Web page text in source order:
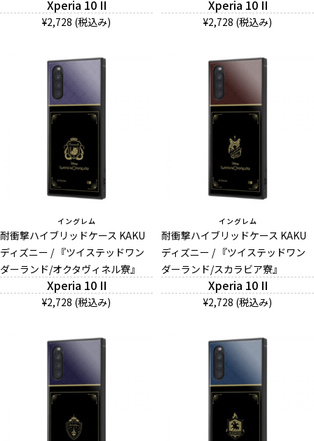
デザインから探す
事業内容
会社概要
お知らせ
よくある質問
お問い合わせ（一般の皆様）
お問い合わせ（企業様）
プライバシーポリシー
Xperia 10 II
¥2,728 (税込み)
Xperia 10 II
¥2,728 (税込み)
イングレム
耐衝撃ハイブリッドケース KAKU
ディズニー / 『ツイステッドワン
ダーランド/オクタヴィネル寮』
Xperia 10 II
¥2,728 (税込み)
イングレム
耐衝撃ハイブリッドケース KAKU
ディズニー / 『ツイステッドワン
ダーランド/スカラビア寮』
Xperia 10 II
¥2,728 (税込み)